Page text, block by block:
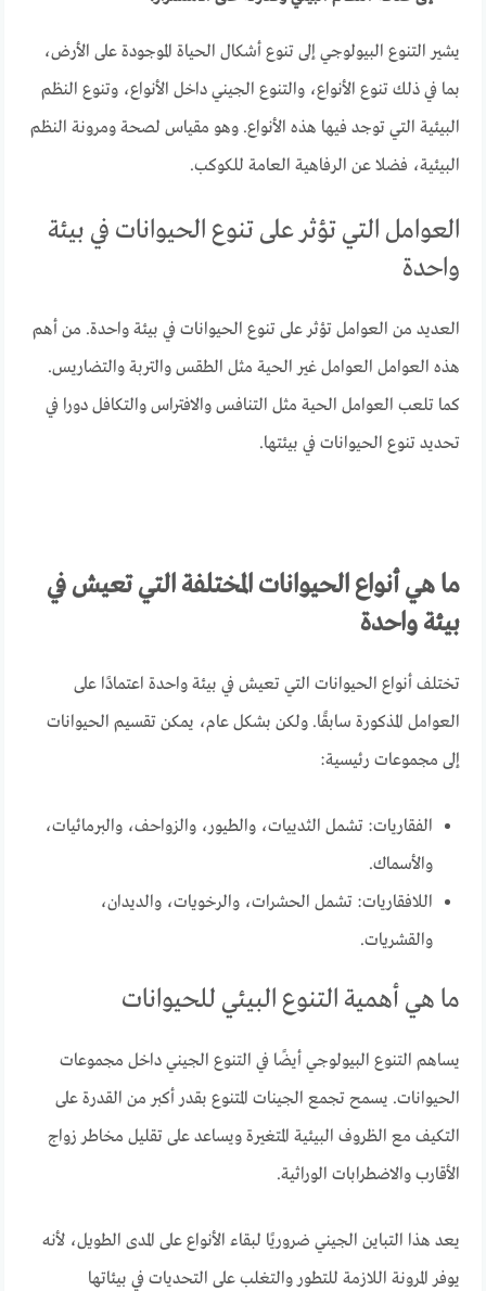
يشير التنوع البيولوجي إلى تنوع أشكال الحياة الموجودة على الأرض،
بما في ذلك تنوع الأنواع، والتنوع الجيني داخل الأنواع، وتنوع النظم
البيئية التي توجد فيها هذه الأنواع. وهو مقياس لصحة ومرونة النظم
البيئية، فضلا عن الرفاهية العامة للكوكب.
العوامل التي تؤثر على تنوع الحيوانات في بيئة
واحدة
العديد من العوامل تؤثر على تنوع الحيوانات في بيئة واحدة. من أهم
هذه العوامل العوامل غير الحية مثل الطقس والتربة والتضاريس.
كما تلعب العوامل الحية مثل التنافس والافتراس والتكافل دورا في
تحديد تنوع الحيوانات في بيئتها.
ما هي أنواع الحيوانات المختلفة التي تعيش في
بيئة واحدة
تختلف أنواع الحيوانات التي تعيش في بيئة واحدة اعتمادًا على
العوامل المذكورة سابقًا. ولكن بشكل عام، يمكن تقسيم الحيوانات
إلى مجموعات رئيسية:
الفقاريات: تشمل الثدييات، والطيور، والزواحف، والبرمائيات،
والأسماك.
اللافقاريات: تشمل الحشرات، والرخويات، والديدان،
والقشريات.
ما هي أهمية التنوع البيئي للحيوانات
يساهم التنوع البيولوجي أيضًا في التنوع الجيني داخل مجموعات
الحيوانات. يسمح تجمع الجينات المتنوع بقدر أكبر من القدرة على
التكيف مع الظروف البيئية المتغيرة ويساعد على تقليل مخاطر زواج
الأقارب والاضطرابات الوراثية.
يعد هذا التباين الجيني ضروريًا لبقاء الأنواع على المدى الطويل، لأنه
يوفر المرونة اللازمة للتطور والتغلب على التحديات في بيئاتها